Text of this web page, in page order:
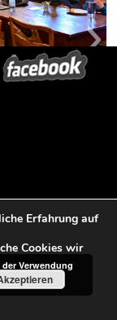
Erfahrung auf
Cookies wir
Verwendung